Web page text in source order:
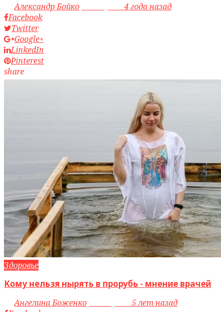
byАлександр Бойко
4 года назад
Facebook
Twitter
Google+
LinkedIn
Pinterest
share
Здоровье
Кому нельзя нырять в прорубь - мнение врачей
byАнгелина Боженко
5 лет назад